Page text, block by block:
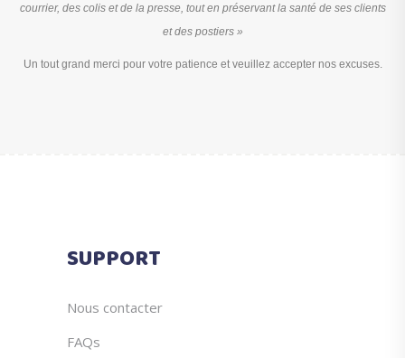
courrier, des colis et de la presse, tout en préservant la santé de ses clients
et des postiers »
Un tout grand merci pour votre patience et veuillez accepter nos excuses.
SUPPORT
Nous contacter
FAQs